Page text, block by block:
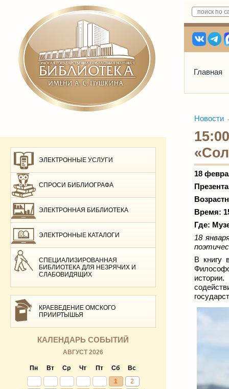
Главная
ЭЛЕКТРОННЫЕ УСЛУГИ
СПРОСИ БИБЛИОГРАФА
ЭЛЕКТРОННАЯ БИБЛИОТЕКА
ЭЛЕКТРОННЫЕ КАТАЛОГИ
СПЕЦИАЛИЗИРОВАННАЯ
БИБЛИОТЕКА ДЛЯ НЕЗРЯЧИХ И
СЛАБОВИДЯЩИХ
КРАЕВЕДЕНИЕ ОМСКОГО
ПРИИРТЫШЬЯ
КАЛЕНДАРЬ СОБЫТИЙ
АВГУСТ 2026
Пн Вт Ср Чт Пт Сб
Вс
1
2
Новости
18
Время:
Где:
18
В книгу